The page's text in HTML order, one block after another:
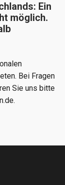
Ein
möglich.
Bei Fragen
Sie uns bitte